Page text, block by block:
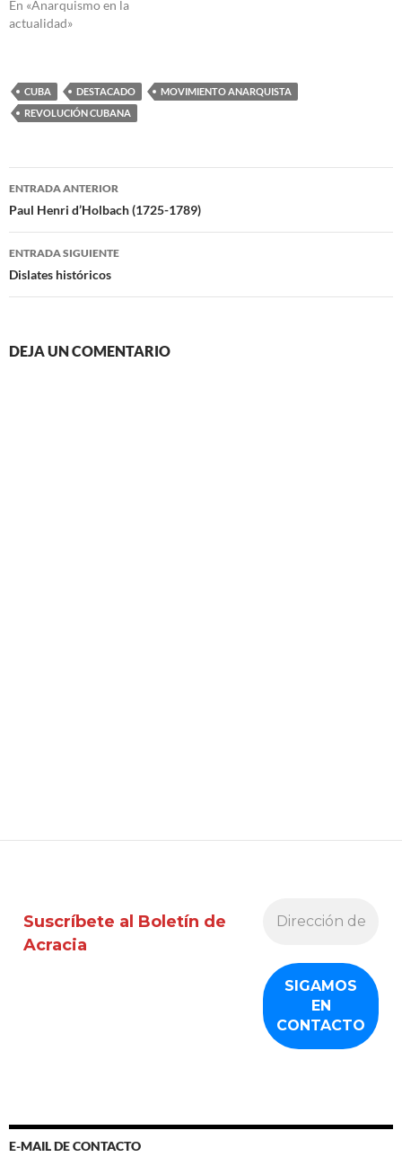
En «Anarquismo en la
actualidad»
CUBA DESTACADO
MOVIMIENTO ANARQUISTA
REVOLUCIÓN CUBANA
Navegación
de
entradas
ENTRADA ANTERIOR
Paul Henri d’Holbach (1725-1789)
ENTRADA SIGUIENTE
Dislates históricos
DEJA UN COMENTARIO
Suscríbete al Boletín de
Acracia
E-MAIL DE CONTACTO